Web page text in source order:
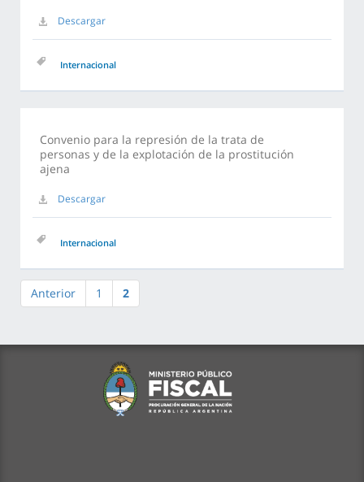
Descargar
Internacional
Convenio para la represión de la trata de
personas y de la explotación de la prostitución
ajena
Descargar
Internacional
Anterior 1 2